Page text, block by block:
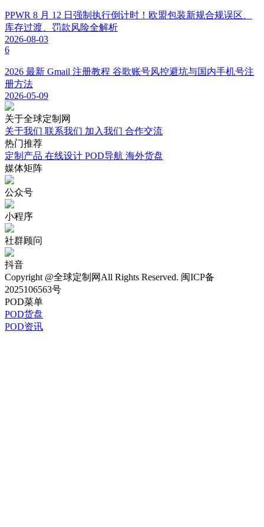
PPWR 8 月 12 日强制执行倒计时！欧盟包装新规合规误区、
库存过渡、罚款风险全解析
2026-08-03
6
2026 最新 Gmail 注册教程 谷歌账号风控避坑与国内手机号注
册方法
2026-05-09
关于全球定制网
关于我们 联系我们 加入我们 合作交流
热门推荐
定制产品 在线设计 POD导航 海外货盘
媒体矩阵
公众号
小程序
社群顾问
抖音
Copyright @全球定制网All Rights Reserved. 闽ICP备
2025106563号
POD菜单
POD货盘
POD资讯